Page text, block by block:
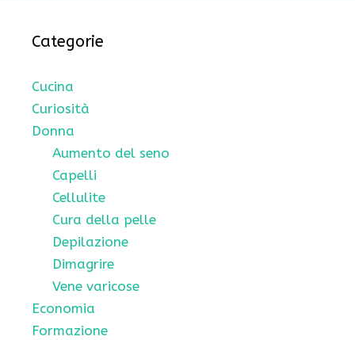
Categorie
Cucina
Curiosità
Donna
Aumento del seno
Capelli
Cellulite
Cura della pelle
Depilazione
Dimagrire
Vene varicose
Economia
Formazione